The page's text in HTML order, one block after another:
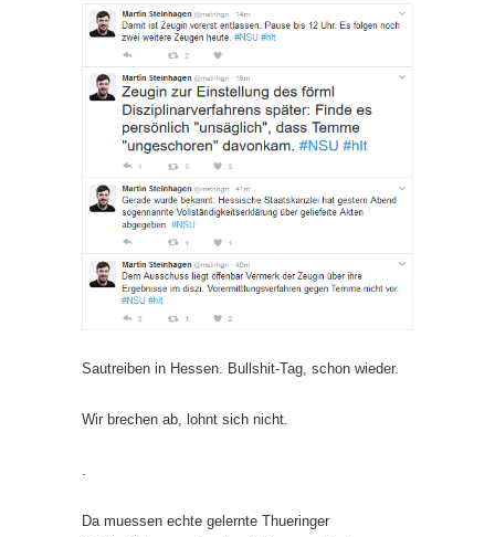
Sautreiben in Hessen. Bullshit-Tag, schon wieder.
Wir brechen ab, lohnt sich nicht.
.
Da muessen echte gelernte Thueringer